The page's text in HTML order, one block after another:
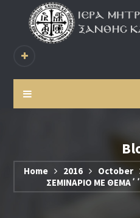
Home 2016 October
ΣΕΜΙΝΑΡΙΟ ΜΕ